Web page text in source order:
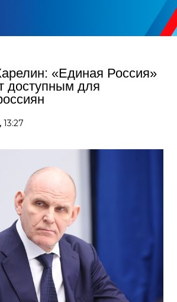
«Единая Россия»
доступным для
13:27